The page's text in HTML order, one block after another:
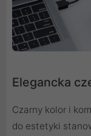
Elegancka
Czarny kolor i
do estetyki